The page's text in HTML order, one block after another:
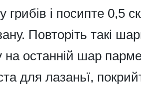
грибів і посипте 0,5
Повторіть такі
на останній шар
для лазаньї,